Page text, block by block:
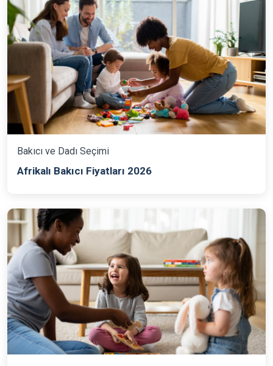
Bakıcı ve Dadı Seçimi
Afrikalı Bakıcı Fiyatları 2026